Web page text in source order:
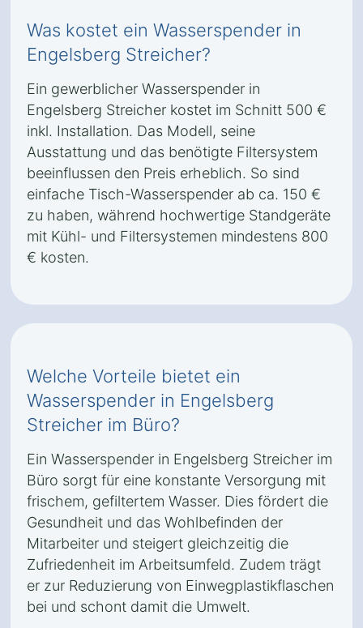
Was kostet ein Wasserspender in
Engelsberg Streicher?
Ein gewerblicher Wasserspender in
Engelsberg Streicher kostet im Schnitt 500 €
inkl. Installation. Das Modell, seine
Ausstattung und das benötigte Filtersystem
beeinflussen den Preis erheblich. So sind
einfache Tisch-Wasserspender ab ca. 150 €
zu haben, während hochwertige Standgeräte
mit Kühl- und Filtersystemen mindestens 800
€ kosten.
Welche Vorteile bietet ein
Wasserspender in Engelsberg
Streicher im Büro?
Ein Wasserspender in Engelsberg Streicher im
Büro sorgt für eine konstante Versorgung mit
frischem, gefiltertem Wasser. Dies fördert die
Gesundheit und das Wohlbefinden der
Mitarbeiter und steigert gleichzeitig die
Zufriedenheit im Arbeitsumfeld. Zudem trägt
er zur Reduzierung von Einwegplastikflaschen
bei und schont damit die Umwelt.